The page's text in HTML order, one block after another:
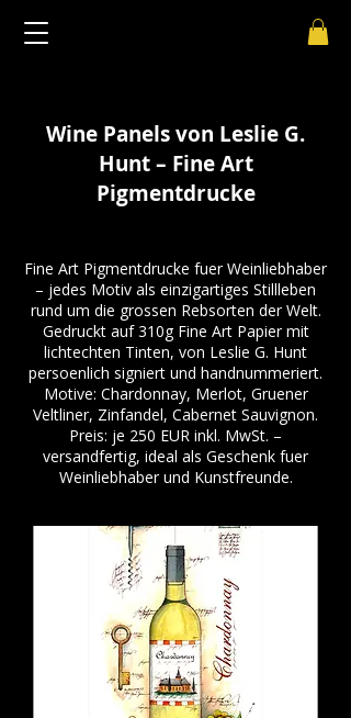
Wine Panels von Leslie G.
Hunt – Fine Art
Pigmentdrucke
Fine Art Pigmentdrucke fuer Weinliebhaber
– jedes Motiv als einzigartiges Stillleben
rund um die grossen Rebsorten der Welt.
Gedruckt auf 310g Fine Art Papier mit
lichtechten Tinten, von Leslie G. Hunt
persoenlich signiert und handnummeriert.
Motive: Chardonnay, Merlot, Gruener
Veltliner, Zinfandel, Cabernet Sauvignon.
Preis: je 250 EUR inkl. MwSt. –
versandfertig, ideal als Geschenk fuer
Weinliebhaber und Kunstfreunde.